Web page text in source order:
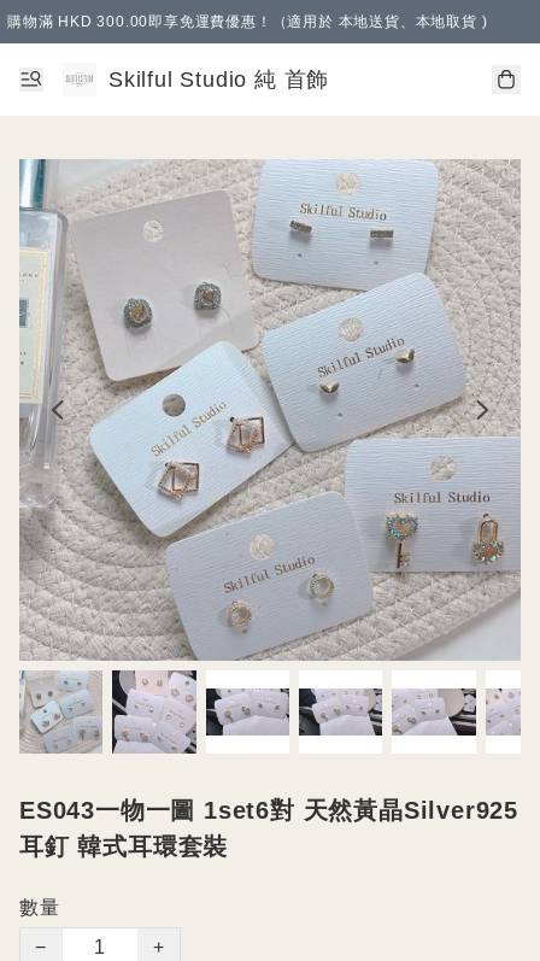
購物滿 HKD 300.00即享免運費優惠！（適用於 本地送貨、本地取貨 )
Skilful Studio 純 首飾
ES043一物一圖 1set6對 天然黃晶Silver925
耳釘 韓式耳環套裝
數量
−
+